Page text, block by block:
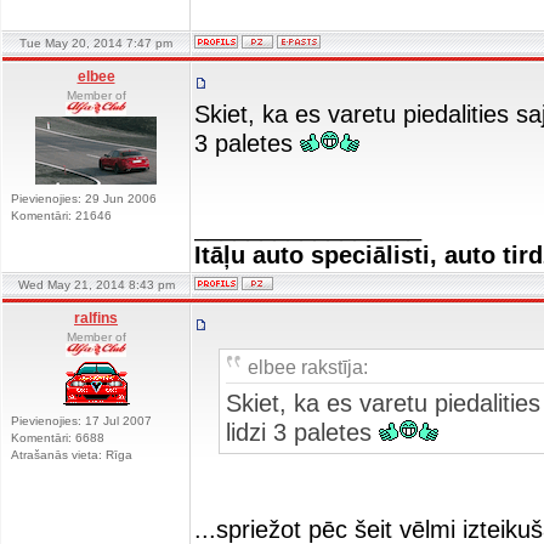
Tue May 20, 2014 7:47 pm
elbee
Member of
Pievienojies: 29 Jun 2006
Komentāri: 21646
Skiet, ka es varetu piedalities
3 paletes
Itāļu auto speciālisti, auto
Wed May 21, 2014 8:43 pm
ralfins
Member of
Pievienojies: 17 Jul 2007
Komentāri: 6688
Atrašanās vieta: Rīga
elbee rakstīja:
Skiet, ka es varetu
lidzi 3 paletes
...spriežot pēc šeit vēlmi